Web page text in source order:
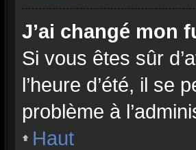
J’ai changé mon
Si vous êtes sûr
l’heure d’été, il se
problème à
Haut